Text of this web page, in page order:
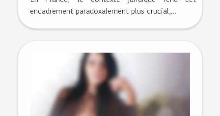
encadrement paradoxalement plus crucial,...